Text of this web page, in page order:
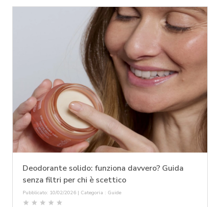
Deodorante solido: funziona davvero? Guida
senza filtri per chi è scettico
Pubblicato: 10/02/2026 | Categoria : Guide
star star star star star